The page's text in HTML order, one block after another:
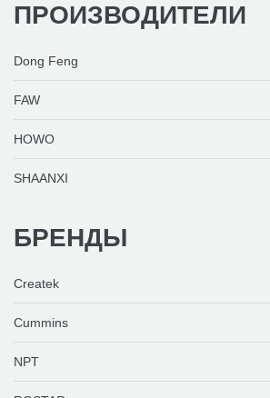
ПРОИЗВОДИТЕЛИ
Dong Feng
FAW
HOWO
SHAANXI
БРЕНДЫ
Createk
Cummins
NPT